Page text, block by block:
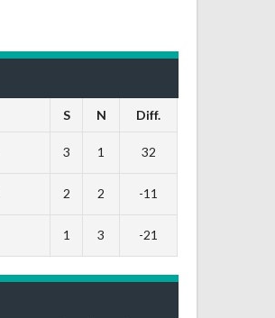
S N Diff.
3 1 32
2 2 -11
1 3 -21